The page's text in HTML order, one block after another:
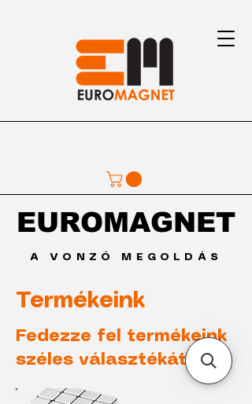
A VONZÓ MEGOLDÁS
EUROMAGNET
EUROMAGNET
Termékeink
Fedezze fel termékeink
széles választékát